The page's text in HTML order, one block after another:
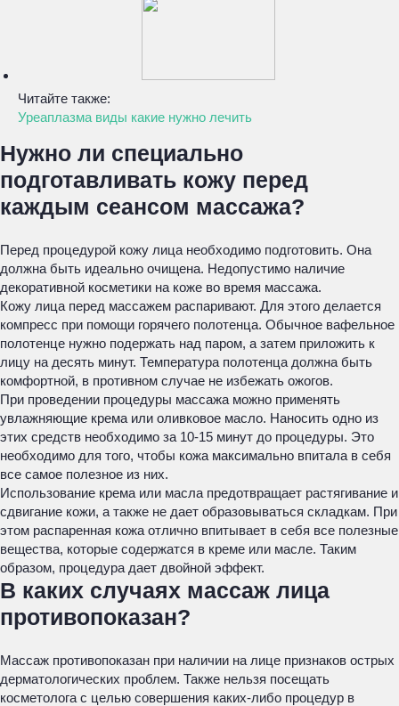
Читайте также:
Уреаплазма виды какие нужно лечить
Нужно ли специально
подготавливать кожу перед
каждым сеансом массажа?
Перед процедурой кожу лица необходимо подготовить. Она
должна быть идеально очищена. Недопустимо наличие
декоративной косметики на коже во время массажа.
Кожу лица перед массажем распаривают. Для этого делается
компресс при помощи горячего полотенца. Обычное вафельное
полотенце нужно подержать над паром, а затем приложить к
лицу на десять минут. Температура полотенца должна быть
комфортной, в противном случае не избежать ожогов.
При проведении процедуры массажа можно применять
увлажняющие крема или оливковое масло. Наносить одно из
этих средств необходимо за 10-15 минут до процедуры. Это
необходимо для того, чтобы кожа максимально впитала в себя
все самое полезное из них.
Использование крема или масла предотвращает растягивание и
сдвигание кожи, а также не дает образовываться складкам. При
этом распаренная кожа отлично впитывает в себя все полезные
вещества, которые содержатся в креме или масле. Таким
образом, процедура дает двойной эффект.
В каких случаях массаж лица
противопоказан?
Массаж противопоказан при наличии на лице признаков острых
дерматологических проблем. Также нельзя посещать
косметолога с целью совершения каких-либо процедур в